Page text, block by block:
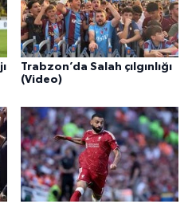
Trabzon’da Salah çılgınlığı
(Video)